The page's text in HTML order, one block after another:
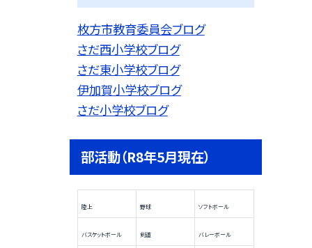
枚方市教育委員会ブログ
さだ西小学校ブログ
さだ東小学校ブログ
伊加賀小学校ブログ
さだ小学校ブログ
部活動（R8年5月現在）
陸上 野球 ソフトボール
バスケットボール 剣道 バレーボール